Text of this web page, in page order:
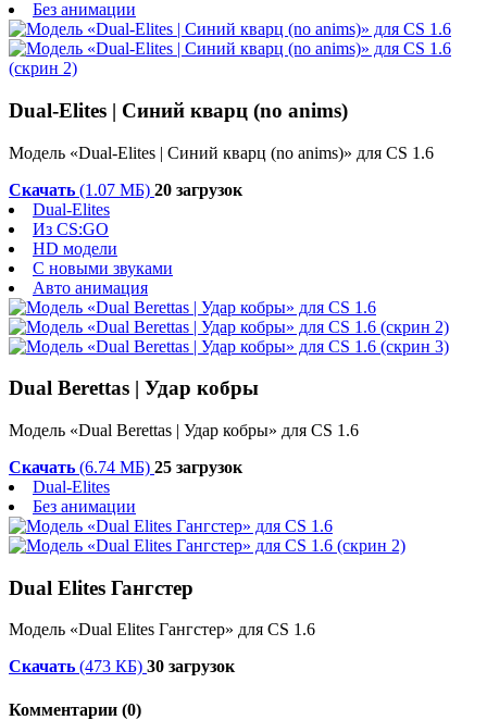
Без анимации
Dual-Elites | Синий кварц (no anims)
Модель «Dual-Elites | Синий кварц (no anims)» для CS 1.6
Скачать (1.07 МБ) 20 загрузок
Dual-Elites
Из CS:GO
HD модели
С новыми звуками
Авто анимация
Dual Berettas | Удар кобры
Модель «Dual Berettas | Удар кобры» для CS 1.6
Скачать (6.74 МБ) 25 загрузок
Dual-Elites
Без анимации
Dual Elites Гангстер
Модель «Dual Elites Гангстер» для CS 1.6
Скачать (473 КБ) 30 загрузок
Комментарии (0)